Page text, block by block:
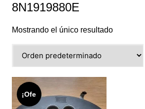
8N1919880E
Mostrando el único resultado
¡Ofe